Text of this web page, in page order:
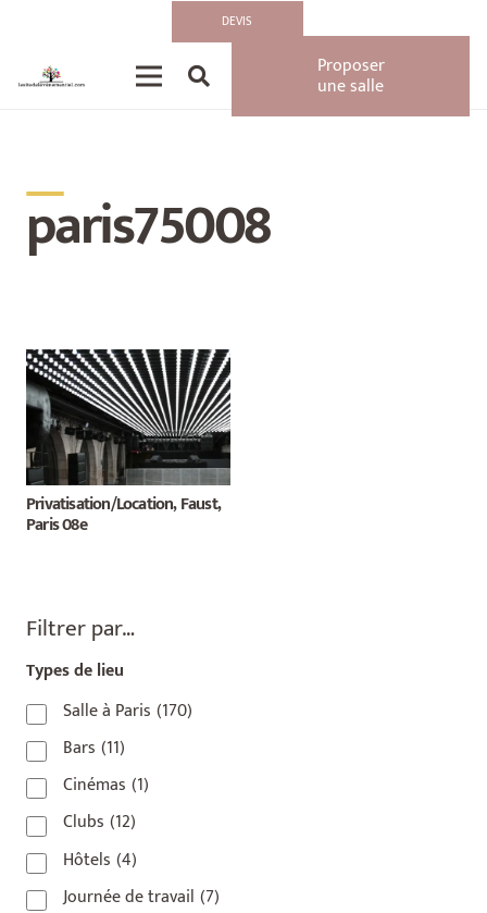
DEVIS
Proposer
une salle
__
paris75008
Privatisation/Location, Faust,
Paris 08e
Filtrer par…
Types de lieu
Salle à Paris (170)
Bars (11)
Cinémas (1)
Clubs (12)
Hôtels (4)
Journée de travail (7)